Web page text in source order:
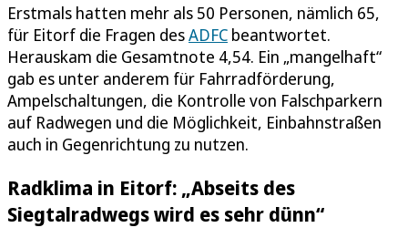
Erstmals hatten mehr als 50 Personen, nämlich 65,
für Eitorf die Fragen desADFC beantwortet.
Herauskam die Gesamtnote 4,54. Ein „mangelhaft“
gab es unter anderem für Fahrradförderung,
Ampelschaltungen, die Kontrolle von Falschparkern
auf Radwegen und die Möglichkeit, Einbahnstraßen
auch in Gegenrichtung zu nutzen.
Radklima in Eitorf: „Abseits des
Siegtalradwegs wird es sehr dünn“